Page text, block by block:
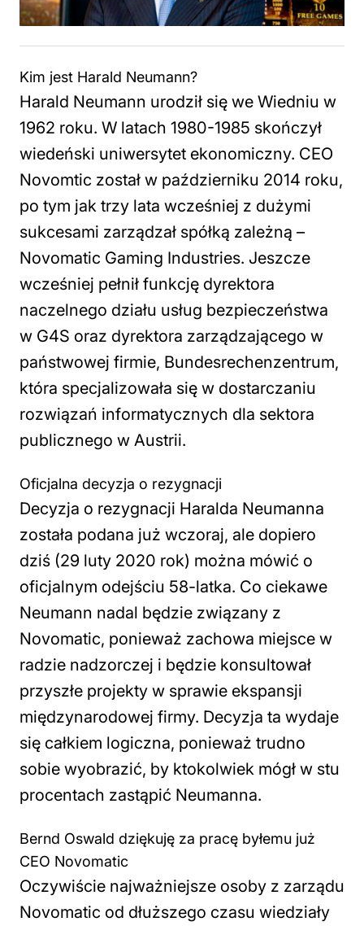
Kim jest Harald Neumann?
Harald Neumann urodził się we Wiedniu w
1962 roku. W latach 1980-1985 skończył
wiedeński uniwersytet ekonomiczny. CEO
Novomtic został w październiku 2014 roku,
po tym jak trzy lata wcześniej z dużymi
sukcesami zarządzał spółką zależną –
Novomatic Gaming Industries. Jeszcze
wcześniej pełnił funkcję dyrektora
naczelnego działu usług bezpieczeństwa
w G4S oraz dyrektora zarządzającego w
państwowej firmie, Bundesrechenzentrum,
która specjalizowała się w dostarczaniu
rozwiązań informatycznych dla sektora
publicznego w Austrii.
Oficjalna decyzja o rezygnacji
Decyzja o rezygnacji Haralda Neumanna
została podana już wczoraj, ale dopiero
dziś (29 luty 2020 rok) można mówić o
oficjalnym odejściu 58-latka. Co ciekawe
Neumann nadal będzie związany z
Novomatic, ponieważ zachowa miejsce w
radzie nadzorczej i będzie konsultował
przyszłe projekty w sprawie ekspansji
międzynarodowej firmy. Decyzja ta wydaje
się całkiem logiczna, ponieważ trudno
sobie wyobrazić, by ktokolwiek mógł w stu
procentach zastąpić Neumanna.
Bernd Oswald dziękuję za pracę byłemu już
CEO Novomatic
Oczywiście najważniejsze osoby z zarządu
Novomatic od dłuższego czasu wiedziały